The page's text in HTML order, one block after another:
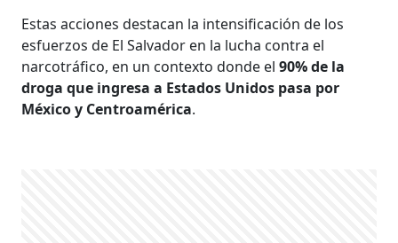
Estas acciones destacan la intensificación de los
esfuerzos de El Salvador en la lucha contra el
narcotráfico, en un contexto donde el90% de la
droga que ingresa a Estados Unidos pasa por
México y Centroamérica.